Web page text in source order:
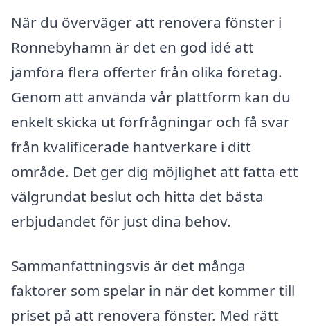
När du överväger att renovera fönster i
Ronnebyhamn är det en god idé att
jämföra flera offerter från olika företag.
Genom att använda vår plattform kan du
enkelt skicka ut förfrågningar och få svar
från kvalificerade hantverkare i ditt
område. Det ger dig möjlighet att fatta ett
välgrundat beslut och hitta det bästa
erbjudandet för just dina behov.
Sammanfattningsvis är det många
faktorer som spelar in när det kommer till
priset på att renovera fönster. Med rätt